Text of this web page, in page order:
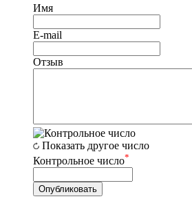
Имя
E-mail
Отзыв
Показать другое число
Контрольное число*